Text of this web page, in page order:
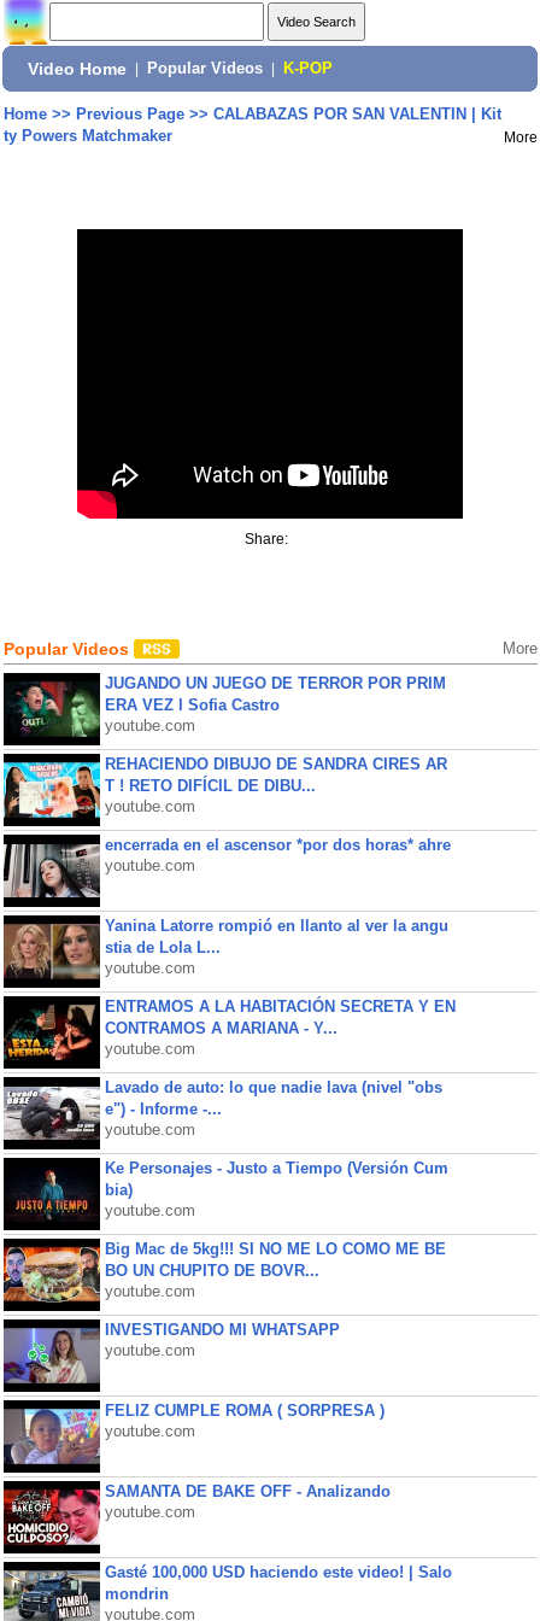
Video Home Popular Videos K-POP
Home>> Previous Page>> CALABAZAS POR SAN VALENTIN | Kit
ty Powers Matchmaker
More
Share:
Popular Videos More
JUGANDO UN JUEGO DE TERROR POR PRIM
ERA VEZ l Sofia Castro
youtube.com
REHACIENDO DIBUJO DE SANDRA CIRES AR
T ! RETO DIFÍCIL DE DIBU...
youtube.com
encerrada en el ascensor *por dos horas* ahre
youtube.com
Yanina Latorre rompió en llanto al ver la angu
stia de Lola L...
youtube.com
ENTRAMOS A LA HABITACIÓN SECRETA Y EN
CONTRAMOS A MARIANA - Y...
youtube.com
Lavado de auto: lo que nadie lava (nivel "obs
e") - Informe -...
youtube.com
Ke Personajes - Justo a Tiempo (Versión Cum
bia)
youtube.com
Big Mac de 5kg!!! SI NO ME LO COMO ME BE
BO UN CHUPITO DE BOVR...
youtube.com
INVESTIGANDO MI WHATSAPP
youtube.com
FELIZ CUMPLE ROMA ( SORPRESA )
youtube.com
SAMANTA DE BAKE OFF - Analizando
youtube.com
Gasté 100,000 USD haciendo este video! | Salo
mondrin
youtube.com